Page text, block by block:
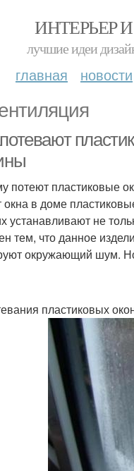
ИНТЕРЬЕР
лучшие идеи
главная новости
потеют пластиковые
в доме
устанавливают не
тем, что данное
окружающий шум.
пластиковых